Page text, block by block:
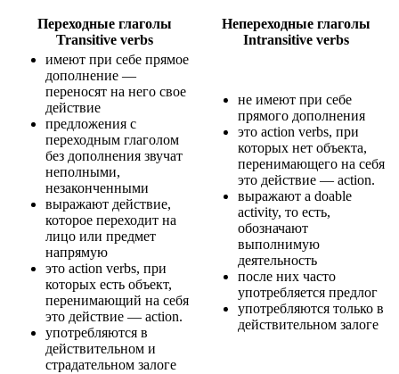
Переходные глаголы
Transitive verbs
Непереходные глаголы
Intransitive verbs
имеют при себе прямое
дополнение —
переносят на него свое
действие
предложения с
переходным глаголом
без дополнения звучат
неполными,
незаконченными
выражают действие,
которое переходит на
лицо или предмет
напрямую
это action verbs, при
которых есть объект,
перенимающий на себя
это действие — action.
употребляются в
действительном и
страдательном залоге
не имеют при себе
прямого дополнения
это action verbs, при
которых нет объекта,
перенимающего на себя
это действие — action.
выражают a doable
activity, то есть,
обозначают
выполнимую
деятельность
после них часто
употребляется предлог
употребляются только в
действительном залоге